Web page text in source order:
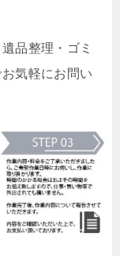
品整理・ゴミ
気軽にお問い